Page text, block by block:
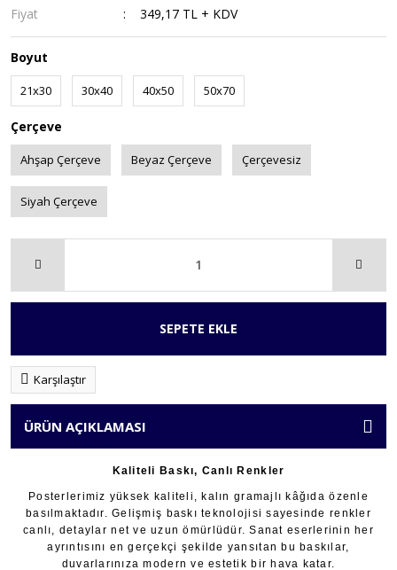
Fiyat
349,17 TL + KDV
Boyut
21x30 30x40 40x50 50x70
Çerçeve
Ahşap Çerçeve Beyaz Çerçeve Çerçevesiz
Siyah Çerçeve
SEPETE EKLE
Karşılaştır
ÜRÜN AÇIKLAMASI
Kaliteli Baskı, Canlı Renkler
Posterlerimiz yüksek kaliteli, kalın gramajlı kâğıda özenle
basılmaktadır. Gelişmiş baskı teknolojisi sayesinde renkler
canlı, detaylar net ve uzun ömürlüdür. Sanat eserlerinin her
ayrıntısını en gerçekçi şekilde yansıtan bu baskılar,
duvarlarınıza modern ve estetik bir hava katar.